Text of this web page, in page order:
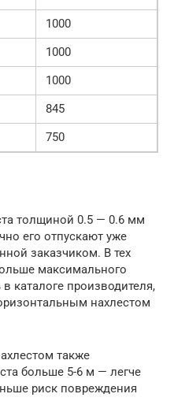
1000
1000
1000
845
750
толщиной 0.5 — 0.6 мм
его отпускают уже
заказчиком. В тех
максимального
каталоге производителя,
нахлестом
также
больше 5-6 м — легче
риск повреждения